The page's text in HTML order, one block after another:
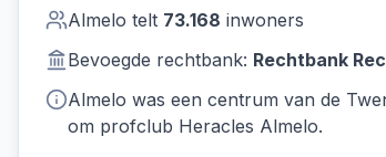
Almelo telt 73.168 inwoners
Bevoegde rechtbank: Rechtbank
Almelo was een centrum van de
om profclub Heracles Almelo.